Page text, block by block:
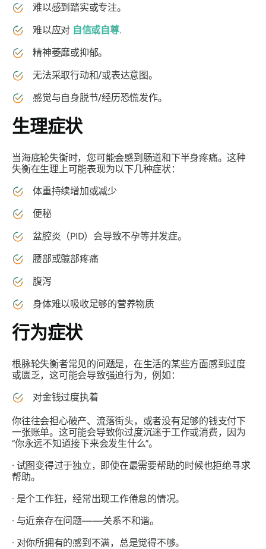
难以感到踏实或专注。
难以应对 自信或自尊.
精神萎靡或抑郁。
无法采取行动和/或表达意图。
感觉与自身脱节/经历恐慌发作。
生理症状
当海底轮失衡时，您可能会感到肠道和下半身疼痛。这种
失衡在生理上可能表现为以下几种症状：
体重持续增加或减少
便秘
盆腔炎（PID）会导致不孕等并发症。
腰部或髋部疼痛
腹泻
身体难以吸收足够的营养物质
行为症状
根脉轮失衡者常见的问题是，在生活的某些方面感到过度
或匮乏，这可能会导致强迫行为，例如：
对金钱过度执着
你往往会担心破产、流落街头，或者没有足够的钱支付下
一张账单。这可能会导致你过度沉迷于工作或消费，因为
“你永远不知道接下来会发生什么”。
· 试图变得过于独立，即使在最需要帮助的时候也拒绝寻求
帮助。
· 是个工作狂，经常出现工作倦怠的情况。
· 与近亲存在问题——关系不和谐。
· 对你所拥有的感到不满，总是觉得不够。